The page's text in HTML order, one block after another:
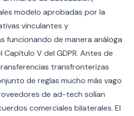
modelo aprobadas por la
vinculantes y
funcionando de manera análoga
Capítulo V del GDPR. Antes de
transfronterizas
de reglas mucho más vago
de ad-tech solían
comerciales bilaterales. El